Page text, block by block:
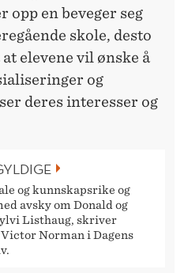
opp en beveger seg
skole, desto
elevene vil ønske å
og
deres interesser og
og kunnskapsrike og
avsky om Donald og
Listhaug, skriver
Norman i Dagens